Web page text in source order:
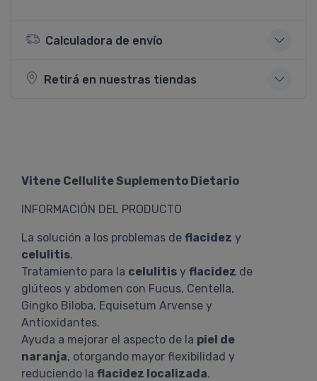
Calculadora de envío
Retirá en nuestras tiendas
Vitene Cellulite Suplemento Dietario
INFORMACIÓN DEL PRODUCTO
La solución a los problemas de flacidez y
celulitis.
Tratamiento para la celulitis y flacidez de
glúteos y abdomen con Fucus, Centella,
Gingko Biloba, Equisetum Arvense y
Antioxidantes.
Ayuda a mejorar el aspecto de la piel de
naranja, otorgando mayor flexibilidad y
reduciendo la flacidez localizada.